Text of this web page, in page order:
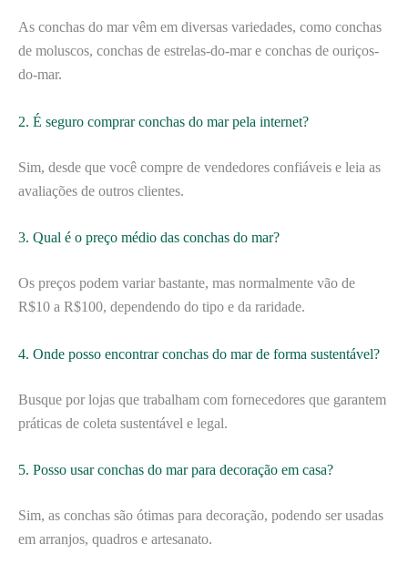
As conchas do mar vêm em diversas variedades, como conchas
de moluscos, conchas de estrelas-do-mar e conchas de ouriços-
do-mar.
2. É seguro comprar conchas do mar pela internet?
Sim, desde que você compre de vendedores confiáveis e leia as
avaliações de outros clientes.
3. Qual é o preço médio das conchas do mar?
Os preços podem variar bastante, mas normalmente vão de
R$10 a R$100, dependendo do tipo e da raridade.
4. Onde posso encontrar conchas do mar de forma sustentável?
Busque por lojas que trabalham com fornecedores que garantem
práticas de coleta sustentável e legal.
5. Posso usar conchas do mar para decoração em casa?
Sim, as conchas são ótimas para decoração, podendo ser usadas
em arranjos, quadros e artesanato.